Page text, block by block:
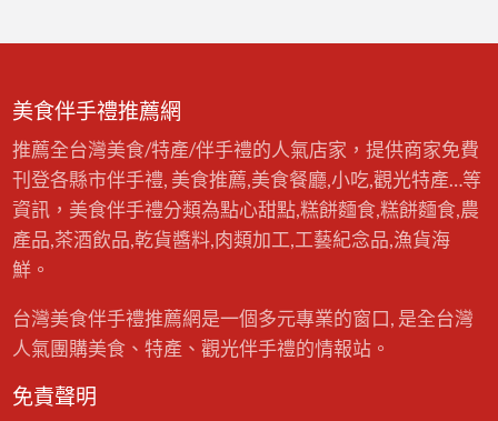
美食伴手禮推薦網
推薦全台灣美食/特產/伴手禮的人氣店家，提供商家免費
刊登各縣市伴手禮, 美食推薦,美食餐廳,小吃,觀光特產…等
資訊，美食伴手禮分類為點心甜點,糕餅麵食,糕餅麵食,農
產品,茶酒飲品,乾貨醬料,肉類加工,工藝紀念品,漁貨海
鮮。
台灣美食伴手禮推薦網是一個多元專業的窗口, 是全台灣
人氣團購美食、特產、觀光伴手禮的情報站。
免責聲明